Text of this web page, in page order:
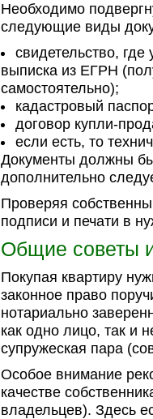
Необходимо
следующие виды
свидетельство, где
выписка из ЕГРН
самостоятельно);
кадастровый
договор купли-
если есть, то
Документы должны
дополнительно
Проверяя
подписи и печати в
Общие советы
Покупая квартиру
законное право
нотариально
как одно лицо, так и
супружеская пара
Особое внимание
качестве
владельцев). Здесь